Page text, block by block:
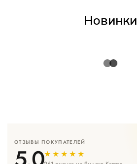
Новинки
ОТЗЫВЫ ПОКУПАТЕЛЕЙ
★★★★★